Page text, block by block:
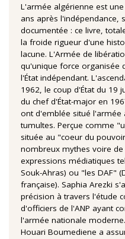
L'armée algérienne est
ans après l'indépendance,
documentée : ce livre,
la froide rigueur d'une
lacune. L'Armée de
qu'unique force organisée
l'État indépendant.
1962, le coup d'État du 19
du chef d'État-major en
ont d'emblée situé l'armée
tumultes. Perçue comme
située au "coeur du
nombreux mythes voire
expressions médiatiques
Souk-Ahras) ou "les DAF"
française). Saphia Arezki
précision à travers l'étude
d'officiers de l'ANP ayant
l'armée nationale
Houari Boumediene a